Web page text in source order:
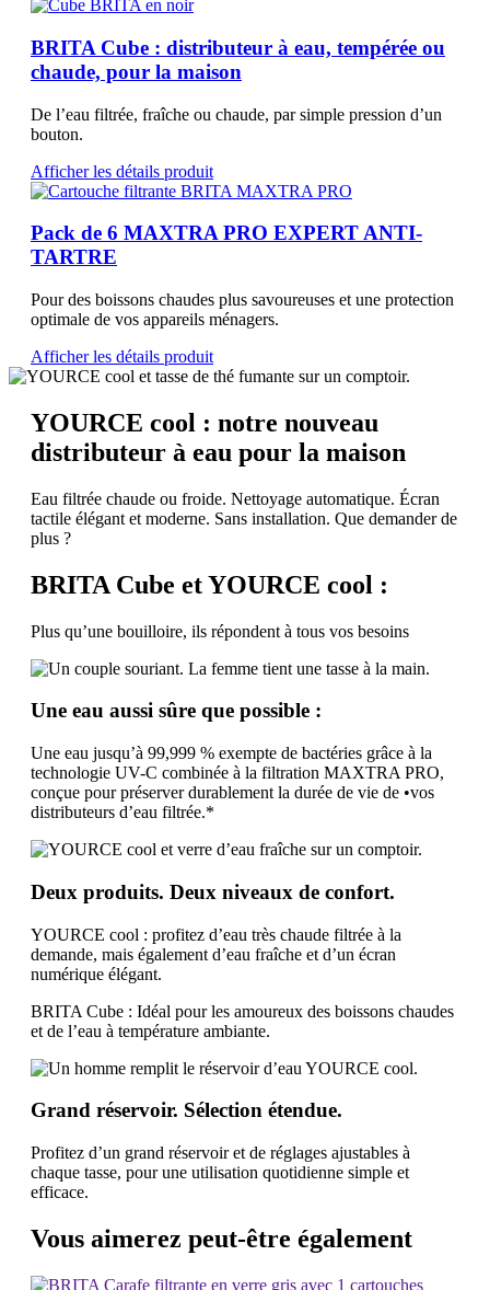
BRITA Cube : distributeur à eau, tempérée ou
chaude, pour la maison
De l’eau filtrée, fraîche ou chaude, par simple pression d’un
bouton.
Afficher les détails produit
Pack de 6 MAXTRA PRO EXPERT ANTI-
TARTRE
Pour des boissons chaudes plus savoureuses et une protection
optimale de vos appareils ménagers.
Afficher les détails produit
YOURCE cool : notre nouveau
distributeur à eau pour la maison
Eau filtrée chaude ou froide. Nettoyage automatique. Écran
tactile élégant et moderne. Sans installation. Que demander de
plus ?
BRITA Cube et YOURCE cool :
Plus qu’une bouilloire, ils répondent à tous vos besoins
Une eau aussi sûre que possible :
Une eau jusqu’à 99,999 % exempte de bactéries grâce à la
technologie UV-C combinée à la filtration MAXTRA PRO,
conçue pour préserver durablement la durée de vie de •vos
distributeurs d’eau filtrée.*
Deux produits. Deux niveaux de confort.
YOURCE cool : profitez d’eau très chaude filtrée à la
demande, mais également d’eau fraîche et d’un écran
numérique élégant.
BRITA Cube : Idéal pour les amoureux des boissons chaudes
et de l’eau à température ambiante.
Grand réservoir. Sélection étendue.
Profitez d’un grand réservoir et de réglages ajustables à
chaque tasse, pour une utilisation quotidienne simple et
efficace.
Vous aimerez peut-être également